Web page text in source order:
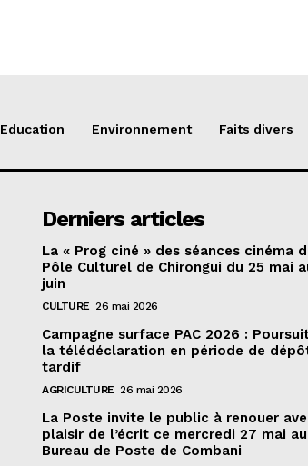
Education Environnement Faits divers
Derniers articles
La « Prog ciné » des séances cinéma
Pôle Culturel de Chirongui du 25 mai
juin
CULTURE 26 mai 2026
Campagne surface PAC 2026 :
la télédéclaration en période de
tardif
AGRICULTURE 26 mai 2026
La Poste invite le public à renouer
plaisir de l’écrit ce mercredi 27 mai au
Bureau de Poste de Combani